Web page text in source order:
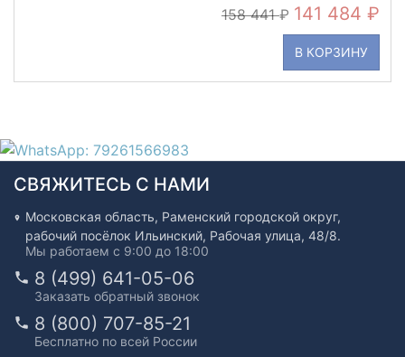
158 441 141 484
В КОРЗИНУ
СВЯЖИТЕСЬ С НАМИ
Московская область, Раменский городской округ,
рабочий посёлок Ильинский, Рабочая улица, 48/8.
Мы работаем с 9:00 до 18:00
8 (499) 641-05-06
Заказать обратный звонок
8 (800) 707-85-21
Бесплатно по всей России